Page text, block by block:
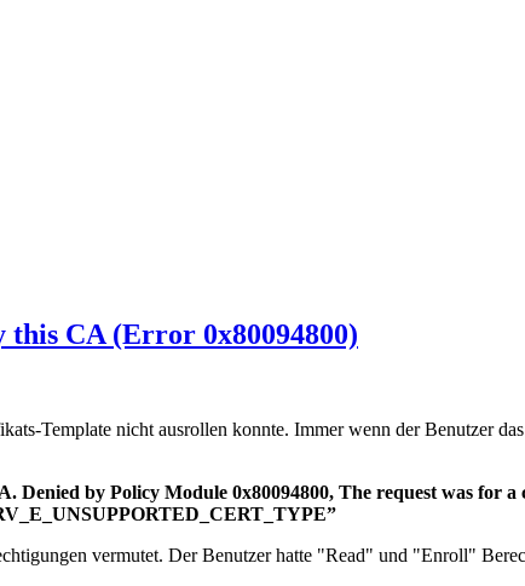
this CA (Error 0x80094800)
Template nicht ausrollen konnte. Immer wenn der Benutzer
Denied by Policy Module 0x80094800, The request was for
vermutet. Der Benutzer hatte "Read" und "Enroll"